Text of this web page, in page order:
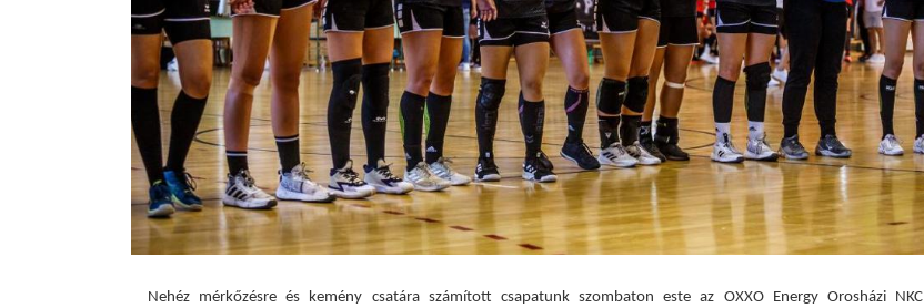
Nehéz mérkőzésre és kemény csatára számított csapatunk szombaton este az OXXO Energy Orosházi NKC
Pásztor Noémi